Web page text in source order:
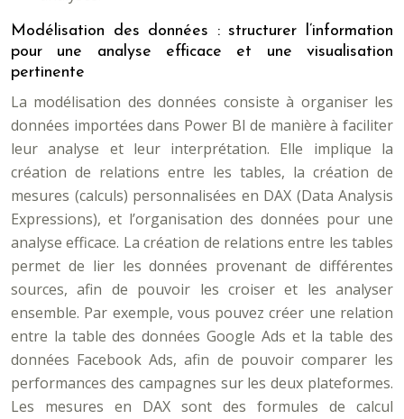
Modélisation des données : structurer l’information
pour une analyse efficace et une visualisation
pertinente
La modélisation des données consiste à organiser les
données importées dans Power BI de manière à faciliter
leur analyse et leur interprétation. Elle implique la
création de relations entre les tables, la création de
mesures (calculs) personnalisées en DAX (Data Analysis
Expressions), et l’organisation des données pour une
analyse efficace. La création de relations entre les tables
permet de lier les données provenant de différentes
sources, afin de pouvoir les croiser et les analyser
ensemble. Par exemple, vous pouvez créer une relation
entre la table des données Google Ads et la table des
données Facebook Ads, afin de pouvoir comparer les
performances des campagnes sur les deux plateformes.
Les mesures en DAX sont des formules de calcul